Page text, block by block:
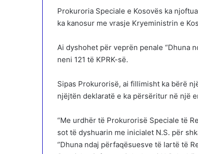
Prokuroria Speciale e Kosovës ka
ka kanosur me vrasje Kryeministrin e
Ai dyshohet për veprën penale “Dhuna
neni 121 të KPRK-së.
Sipas Prokurorisë, ai fillimisht ka bërë
njëjtën deklaratë e ka përsëritur në një
“Me urdhër të Prokurorisë Speciale të
sot të dyshuarin me inicialet N.S. për
‘’Dhuna ndaj përfaqësuesve të lartë të